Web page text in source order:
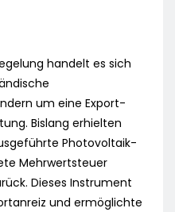
handelt es sich
um eine Export-
Bislang erhielten
Photovoltaik-
Mehrwertsteuer
Dieses Instrument
und ermöglichte